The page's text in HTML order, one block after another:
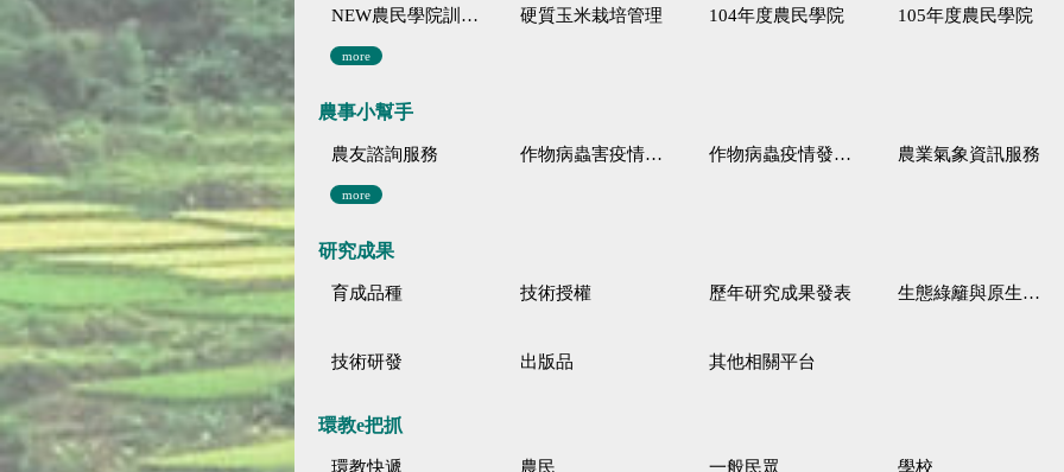
NEW農民學院訓練影音分類 硬質玉米栽培管理 104年度農民學院 105年度農民學院
more
農事小幫手
農友諮詢服務 作物病蟲害疫情警報 作物病蟲疫情發生預測 農業氣象資訊服務
more
研究成果
育成品種 技術授權 歷年研究成果發表 生態綠籬與原生野花植生毯
技術研發 出版品 其他相關平台
環教e把抓
環教快遞 農民 一般民眾 學校